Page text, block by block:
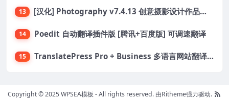
13 [汉化] Photography v7.4.13 创意摄影设计作品展示主题
14 Poedit 自动翻译插件版 [腾讯+百度版] 可调速翻译
15 TranslatePress Pro + Business 多语言网站翻译插件
Copyright © 2025 WPSEA模板 - All rights reserved. 由Ritheme强力驱动.